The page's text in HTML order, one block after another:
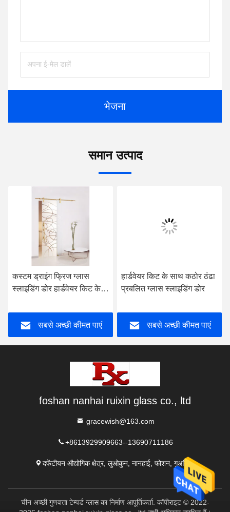
भेजना
समान उत्पाद
कस्टम ड्राइंग फ्रिज ग्लास
स्लाइडिंग डोर हार्डवेयर किट के
सबसे अच्छी कीमत पाएं
हार्डवेयर किट के साथ कठोर ठंढा
प्रबलित ग्लास स्लाइडिंग डोर
सबसे अच्छी कीमत पाएं
foshan nanhai ruixin glass co., ltd
gracewish@163.com
+8613929909663--13690711186
दफेंटीयन औद्योगिक क्षेत्र, लुओकुन, नानहाई, फोशन, गुआंग्डोंग
चीन अच्छी गुणवत्ता टेम्पर्ड ग्लास का निर्माण आपूर्तिकर्ता. कॉपीराइट © 2022-